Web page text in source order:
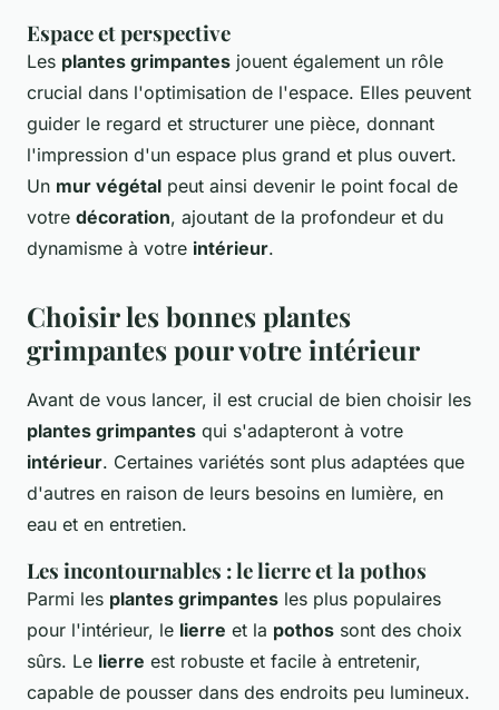
Espace et perspective
Les plantes grimpantes jouent également un rôle
crucial dans l'optimisation de l'espace. Elles peuvent
guider le regard et structurer une pièce, donnant
l'impression d'un espace plus grand et plus ouvert.
Un mur végétal peut ainsi devenir le point focal de
votre décoration, ajoutant de la profondeur et du
dynamisme à votre intérieur.
Choisir les bonnes plantes
grimpantes pour votre intérieur
Avant de vous lancer, il est crucial de bien choisir les
plantes grimpantes qui s'adapteront à votre
intérieur. Certaines variétés sont plus adaptées que
d'autres en raison de leurs besoins en lumière, en
eau et en entretien.
Les incontournables : le lierre et la pothos
Parmi les plantes grimpantes les plus populaires
pour l'intérieur, le lierre et la pothos sont des choix
sûrs. Le lierre est robuste et facile à entretenir,
capable de pousser dans des endroits peu lumineux.